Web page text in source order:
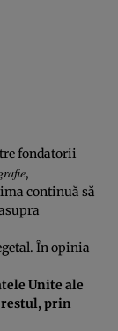
fondatorii
,
continuă să
În opinia
Unite ale
restul, prin